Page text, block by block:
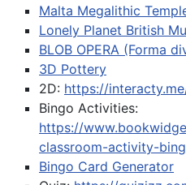
Malta Megalithic
Lonely Planet British
BLOB OPERA (Forma
3D Pottery
2D: https://
Bingo Activities:
https://
classroom-activity-
Bingo Card Generator